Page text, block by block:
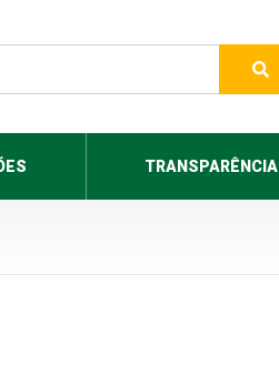
TRANSPARÊNCIA